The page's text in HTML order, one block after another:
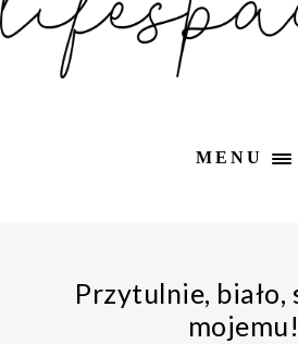
MENU
Przytulnie, biało,
mojemu!